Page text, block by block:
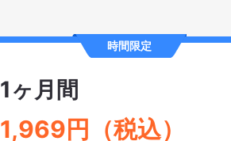
時間限定
1ヶ月間
1,969円（税込）